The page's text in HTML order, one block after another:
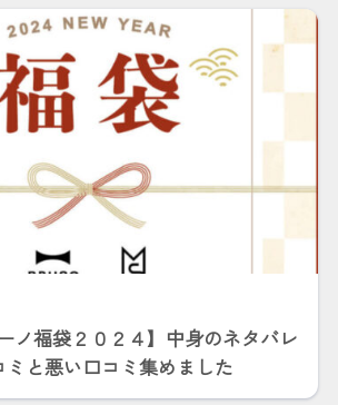
ノ福袋２０２４】中身のネタバレ
と悪い口コミ集めました